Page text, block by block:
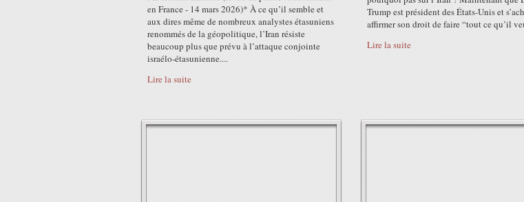
en France - 14 mars 2026)* À ce qu’il semble et
aux dires même de nombreux analystes étasuniens
renommés de la géopolitique, l’Iran résiste
beaucoup plus que prévu à l’attaque conjointe
israélo-étasunienne....
Lire la suite
Trump est président des États-Unis et
affirmer son droit de faire “tout ce qu’il
Lire la suite